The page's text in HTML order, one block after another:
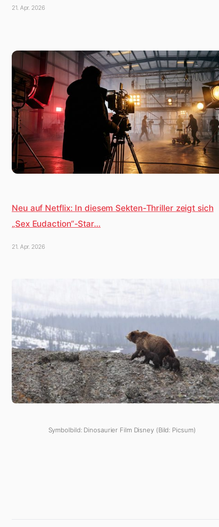
21. Apr. 2026
Neu auf Netflix: In diesem Sekten-Thriller zeigt sich
„Sex Eudaction“-Star…
21. Apr. 2026
Symbolbild: Dinosaurier Film Disney (Bild: Picsum)